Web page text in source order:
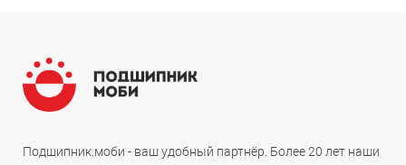
Подшипник.моби - ваш удобный партнёр. Более 20 лет наши